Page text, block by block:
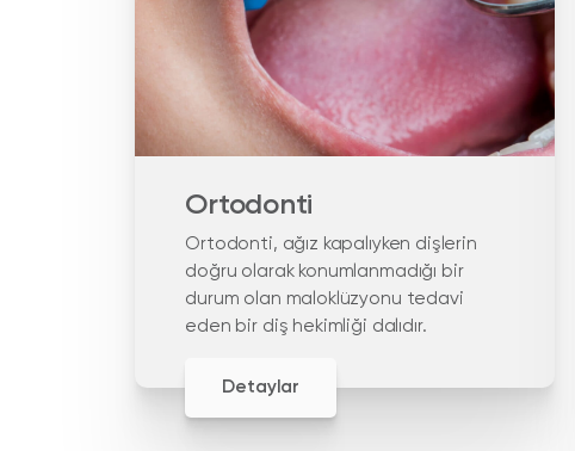
Ortodonti
Ortodonti, ağız kapalıyken dişlerin
doğru olarak konumlanmadığı bir
durum olan maloklüzyonu tedavi
eden bir diş hekimliği dalıdır.
Detaylar